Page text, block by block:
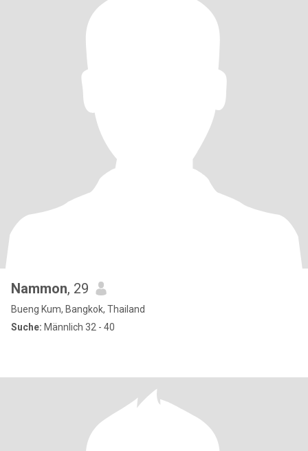
Nammon, 29
Bueng Kum, Bangkok, Thailand
Suche: Männlich 32 - 40